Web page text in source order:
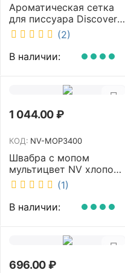
Ароматическая сетка
для писсуара Discover
аромат Queen DSR
7381-2
(2)
В наличии:
1 044.00₽
КОД: NV-MOP3400
Швабра с мопом
мультицвет NV хлопок
40 см NV-MOP3400
(1)
В наличии:
696.00₽